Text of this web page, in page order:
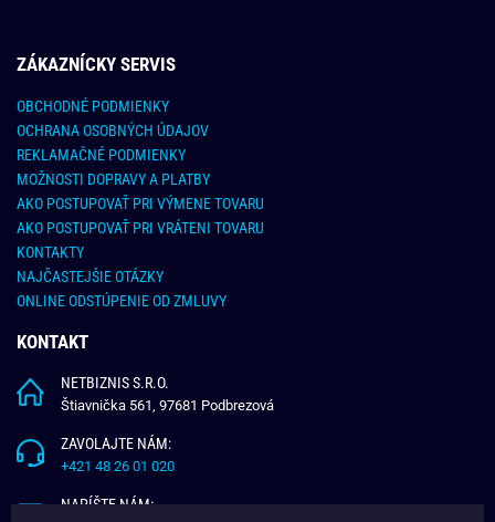
ZÁKAZNÍCKY SERVIS
OBCHODNÉ PODMIENKY
OCHRANA OSOBNÝCH ÚDAJOV
REKLAMAČNÉ PODMIENKY
MOŽNOSTI DOPRAVY A PLATBY
AKO POSTUPOVAŤ PRI VÝMENE TOVARU
AKO POSTUPOVAŤ PRI VRÁTENI TOVARU
KONTAKTY
NAJČASTEJŠIE OTÁZKY
ONLINE ODSTÚPENIE OD ZMLUVY
KONTAKT
NETBIZNIS S.R.O.
Štiavnička 561, 97681 Podbrezová
ZAVOLAJTE NÁM:
+421 48 26 01 020
NAPÍŠTE NÁM: